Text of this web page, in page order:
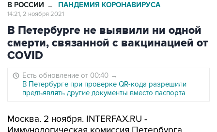
В РОССИИ → ПАНДЕМИЯ КОРОНАВИРУСА
14:21, 2 ноября 2021
В Петербурге не выявили ни одной
смерти, связанной с вакцинацией от
COVID
Есть обновление от 00:40 →
В Петербурге при проверке QR-кода разрешили
предъявлять другие документы вместо паспорта
Москва. 2 ноября. INTERFAX.RU -